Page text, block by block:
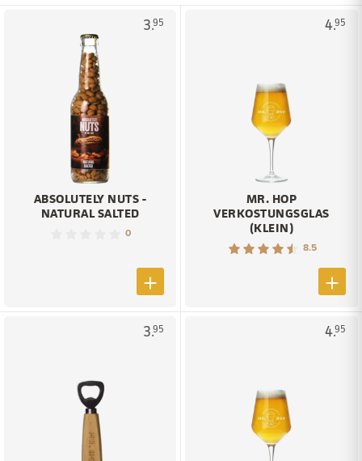
3.95
ABSOLUTELY NUTS -
NATURAL SALTED
0
4.95
MR. HOP
VERKOSTUNGSGLAS
(KLEIN)
8.5
3.95 4.95